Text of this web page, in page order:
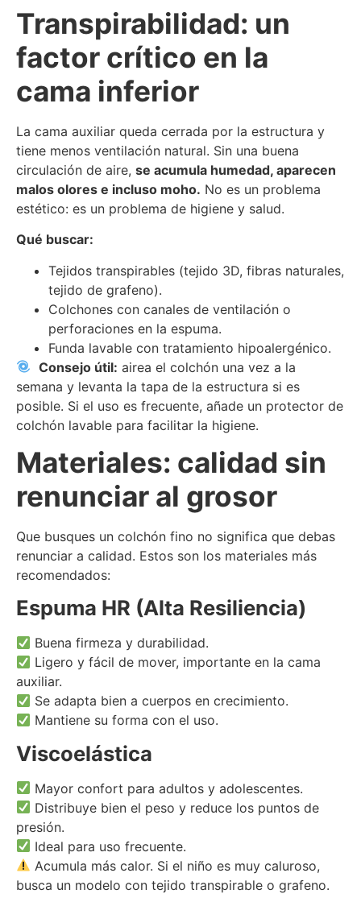
Transpirabilidad: un
factor crítico en la
cama inferior
La cama auxiliar queda cerrada por la estructura y
tiene menos ventilación natural. Sin una buena
circulación de aire, se acumula humedad, aparecen
malos olores e incluso moho. No es un problema
estético: es un problema de higiene y salud.
Qué buscar:
Tejidos transpirables (tejido 3D, fibras naturales,
tejido de grafeno).
Colchones con canales de ventilación o
perforaciones en la espuma.
Funda lavable con tratamiento hipoalergénico.
Consejo útil: airea el colchón una vez a la
semana y levanta la tapa de la estructura si es
posible. Si el uso es frecuente, añade un protector de
colchón lavable para facilitar la higiene.
Materiales: calidad sin
renunciar al grosor
Que busques un colchón fino no significa que debas
renunciar a calidad. Estos son los materiales más
recomendados:
Espuma HR (Alta Resiliencia)
Buena firmeza y durabilidad.
Ligero y fácil de mover, importante en la cama
auxiliar.
Se adapta bien a cuerpos en crecimiento.
Mantiene su forma con el uso.
Viscoelástica
Mayor confort para adultos y adolescentes.
Distribuye bien el peso y reduce los puntos de
presión.
Ideal para uso frecuente.
Acumula más calor. Si el niño es muy caluroso,
busca un modelo con tejido transpirable o grafeno.